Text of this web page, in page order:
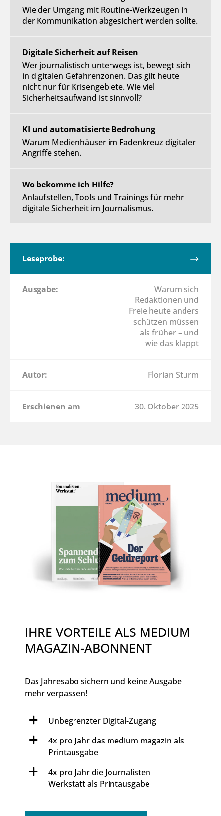
Wie der Umgang mit Routine-Werkzeugen in
der Kommunikation abgesichert werden sollte.
Digitale Sicherheit auf Reisen
Wer journalistisch unterwegs ist, bewegt sich
in digitalen Gefahrenzonen. Das gilt heute
nicht nur für Krisengebiete. Wie viel
Sicherheitsaufwand ist sinnvoll?
KI und automatisierte Bedrohung
Warum Medienhäuser im Fadenkreuz digitaler
Angriffe stehen.
Wo bekomme ich Hilfe?
Anlaufstellen, Tools und Trainings für mehr
digitale Sicherheit im Journalismus.
Leseprobe:
Ausgabe:
Warum sich
Redaktionen und
Freie heute anders
schützen müssen
als früher – und
wie das klappt
Autor: Florian Sturm
Erschienen am 30. Oktober 2025
IHRE VORTEILE ALS MEDIUM
MAGAZIN-ABONNENT
Das Jahresabo sichern und keine Ausgabe
mehr verpassen!
Unbegrenzter Digital-Zugang
4x pro Jahr das medium magazin als
Printausgabe
4x pro Jahr die Journalisten
Werkstatt als Printausgabe